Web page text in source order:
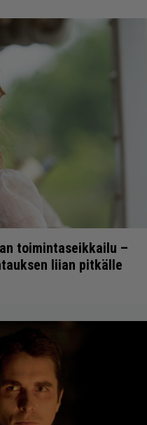
toimintaseikkailu –
liian pitkälle